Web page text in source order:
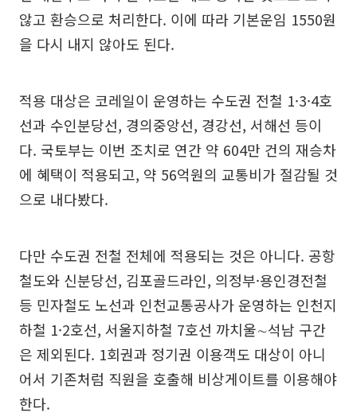
않고 환승으로 처리한다. 이에 따라 기본운임 1550원
을 다시 내지 않아도 된다.
적용 대상은 코레일이 운영하는 수도권 전철 1·3·4호
선과 수인분당선, 경의중앙선, 경강선, 서해선 등이
다. 국토부는 이번 조치로 연간 약 604만 건의 재승차
에 혜택이 적용되고, 약 56억원의 교통비가 절감될 것
으로 내다봤다.
다만 수도권 전철 전체에 적용되는 것은 아니다. 공항
철도와 신분당선, 김포골드라인, 의정부·용인경전철
등 민자철도 노선과 인천교통공사가 운영하는 인천지
하철 1·2호선, 서울지하철 7호선 까치울∼석남 구간
은 제외된다. 1회권과 정기권 이용객도 대상이 아니
어서 기존처럼 직원을 호출해 비상게이트를 이용해야
한다.